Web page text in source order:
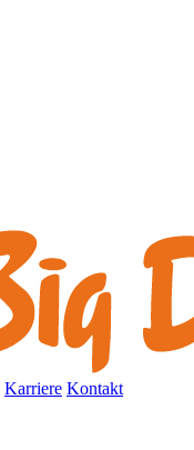
Karriere Kontakt